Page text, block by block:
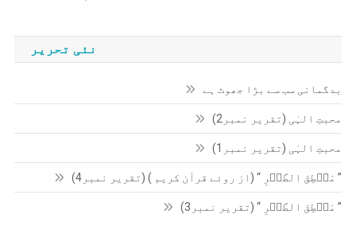
نئی تحریر
بدگمانی سب سے بڑا جھوٹ ہے
محبتِ الہٰی (تقریر نمبر2)
محبتِ الہٰی (تقریر نمبر1)
” مَنۡطِقَ الطَّیۡرِ “ (از روئے قرآن کریم ) (تقریر نمبر4)
” مَنۡطِقَ الطَّیۡرِ “ (تقریر نمبر3)